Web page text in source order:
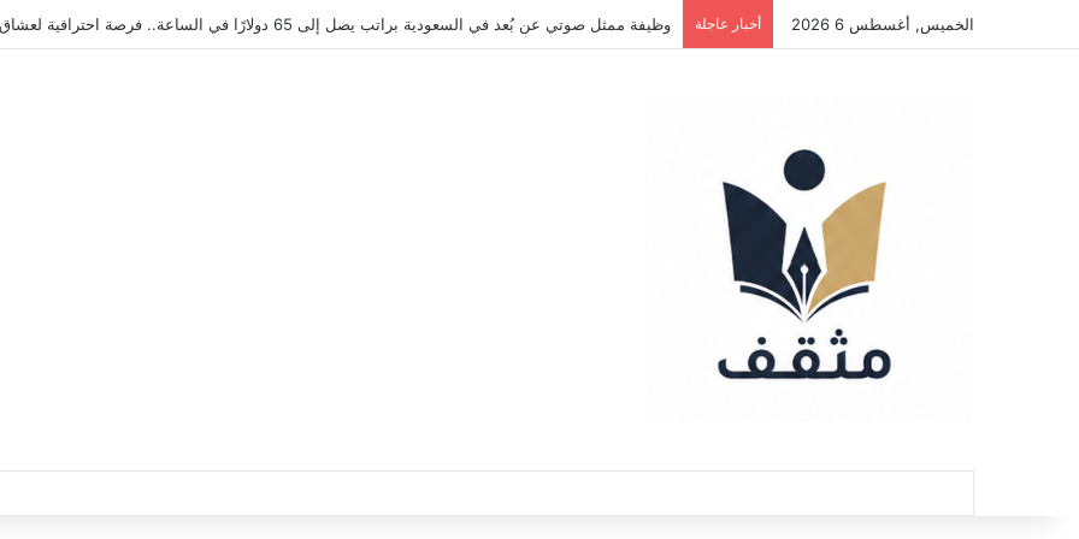
الخميس, أغسطس 6 2026 أخبار عاجلة فرصة عمل كمسوق مستقل لمكتب محاماة في السعودية 2026 | اعمل بنظام العمولة وحقق دخلاً بدون خبرة